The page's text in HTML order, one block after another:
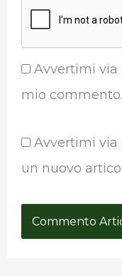
Avvertimi via
mio commento.
Avvertimi via
un nuovo